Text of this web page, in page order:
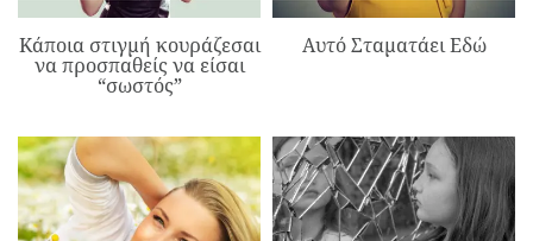
Κάποια στιγμή κουράζεσαι
να προσπαθείς να είσαι
“σωστός”
Αυτό Σταματάει Εδώ